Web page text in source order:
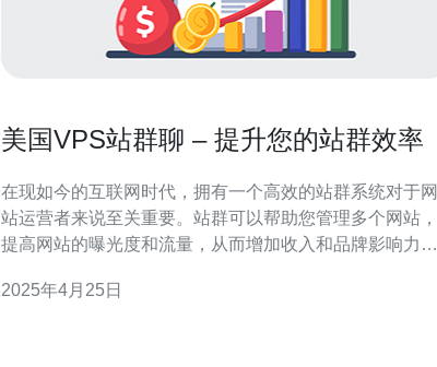
美国VPS站群聊 – 提升您的站群效率
在现如今的互联网时代，拥有一个高效的站群系统对于网
站运营者来说至关重要。站群可以帮助您管理多个网站，
提高网站的曝光度和流量，从而增加收入和品牌影响力。
群聊是一个值得考虑的选择。 美国VPS站群聊是一家提供
2025年4月25日